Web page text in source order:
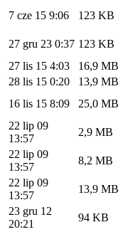
7 cze 15 9:06
123 KB
27 gru 23 0:37 123 KB
27 lis 15 4:03
16,9 MB
28 lis 15 0:20
13,9 MB
16 lis 15 8:09 25,0 MB
22 lip 09
13:57
2,9 MB
22 lip 09
13:57
8,2 MB
22 lip 09
13:57
13,9 MB
23 gru 12
20:21
94 KB